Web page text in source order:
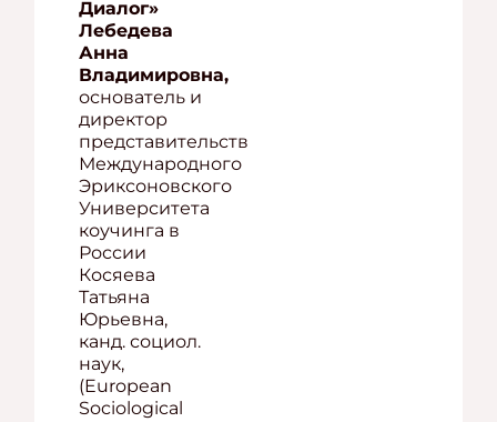
Диалог»
Лебедева
Анна
Владимировна,
основатель и
директор
представительства
Международного
Эриксоновского
Университета
коучинга в
России
Косяева
Татьяна
Юрьевна,
канд. социол.
наук,
(European
Sociological